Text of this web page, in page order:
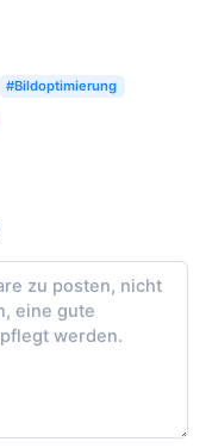
#Bildoptimierung